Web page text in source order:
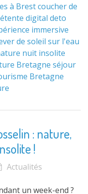
à Brestcoucher de
digital deto
immersive
de soleil sur l'eau
nuit insolite
Bretagne séjour
Bretagne
: nature,
!
Actualités
un week-end ?